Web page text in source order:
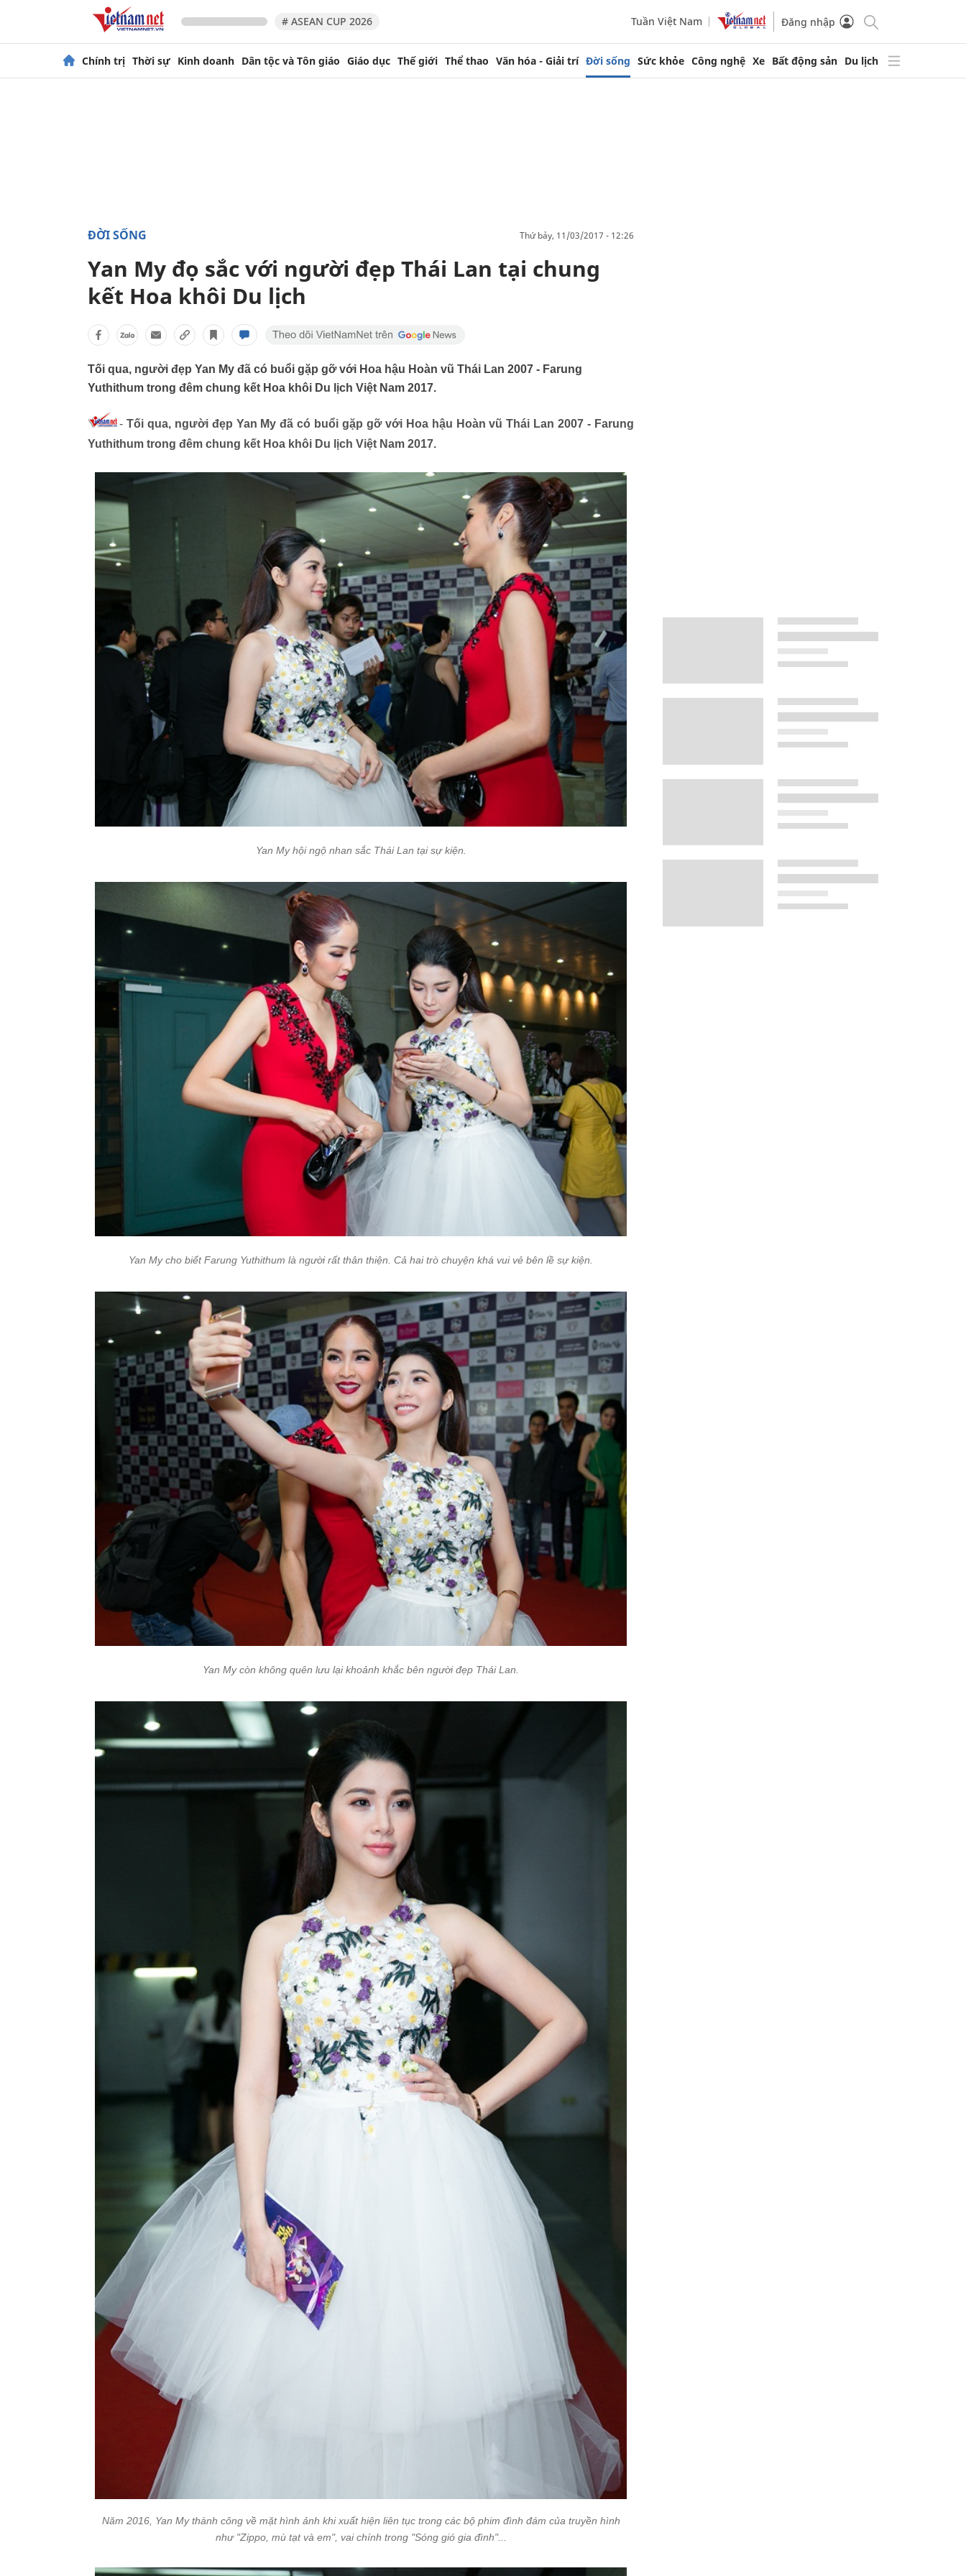
# ASEAN CUP 2026 Tuần Việt Nam Đăng nhập
Chính trị Thời sự Kinh doanh Dân tộc và Tôn giáo Giáo dục Thế giới Thể thao Văn hóa - Giải trí Đời sống Sức khỏe Công nghệ Xe Bất động sản Du lịch
ĐỜI SỐNG thứ bảy, 11/03/2017 - 12:26
Yan My đọ sắc với người đẹp Thái Lan tại chung
kết Hoa khôi Du lịch
Tối qua, người đẹp Yan My đã có buổi gặp gỡ với Hoa hậu Hoàn vũ Thái Lan 2007 - Farung
Yuthithum trong đêm chung kết Hoa khôi Du lịch Việt Nam 2017.
- Tối qua, người đẹp Yan My đã có buổi gặp gỡ với Hoa hậu Hoàn vũ Thái Lan 2007 - Farung
Yuthithum trong đêm chung kết Hoa khôi Du lịch Việt Nam 2017.
Yan My hội ngộ nhan sắc Thái Lan tại sự kiện.
Yan My cho biết Farung Yuthithum là người rất thân thiện. Cả hai trò chuyện khá vui vẻ bên lề sự kiện.
Yan My còn không quên lưu lại khoảnh khắc bên người đẹp Thái Lan.
Năm 2016, Yan My thành công về mặt hình ảnh khi xuất hiện liên tục trong các bộ phim đình đám của truyền hình
như "Zippo, mù tạt và em", vai chính trong "Sóng gió gia đình"...